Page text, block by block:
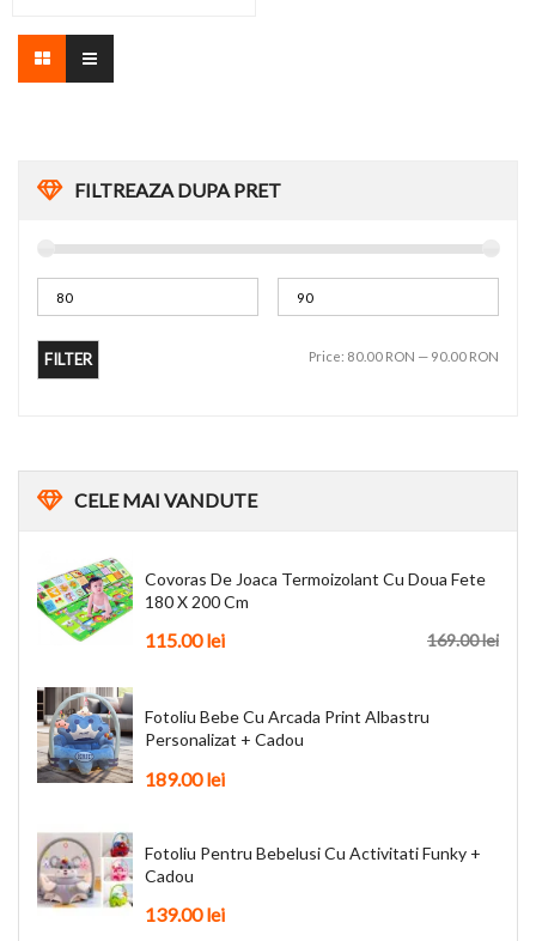
FILTREAZA DUPA PRET
FILTER Price: 80.00 RON — 90.00 RON
CELEMAI VANDUTE
Covoras De Joaca Termoizolant Cu Doua Fete
180 X 200 Cm
169.00 lei
115.00 lei
Fotoliu Bebe Cu Arcada Print Albastru
Personalizat + Cadou
189.00 lei
Fotoliu Pentru Bebelusi Cu Activitati Funky +
Cadou
139.00 lei